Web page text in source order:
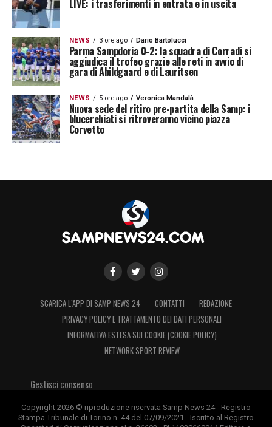
LIVE: i trasferimenti in entrata e in uscita
NEWS 3 ore ago Dario Bartolucci
Parma Sampdoria 0-2: la squadra di Corradi si
aggiudica il trofeo grazie alle reti in avvio di
gara di Abildgaard e di Lauritsen
NEWS 5 ore ago Veronica Mandalà
Nuova sede del ritiro pre-partita della Samp: i
blucerchiati si ritroveranno vicino piazza
Corvetto
SCARICA L’APP DI SAMP NEWS 24 CONTATTI
REDAZIONE
PRIVACY POLICY E TRATTAMENTO DEI DATI PERSONALI
INFORMATIVA ESTESA SUI COOKIE (COOKIE POLICY)
NETWORK SPORT REVIEW
Gestisci consenso
Copyright 2026 © riproduzione riservata Samp News 24 - Registro
Stampa Tribunale di Torino n. 44 del 07/09/2021 - Iscritto al Registro